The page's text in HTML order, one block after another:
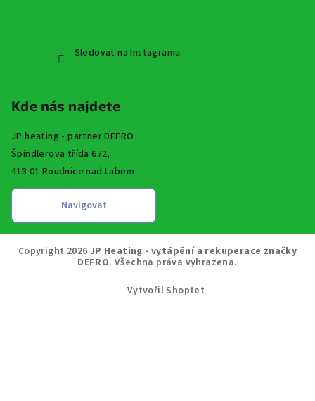
Sledovat na Instagramu
Kde nás najdete
JP heating - partner DEFRO
Špindlerova třída 672,
413 01 Roudnice nad Labem
Copyright 2026 JP Heating - vytápění a rekuperace značky
DEFRO. Všechna práva vyhrazena.
Vytvořil Shoptet